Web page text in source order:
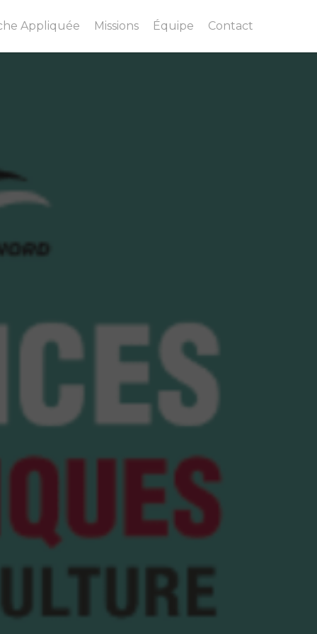
Appliquée Missions Équipe Contact